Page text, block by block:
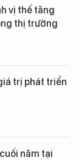
vị thế tăng
thị trường
trị phát triển
năm tại